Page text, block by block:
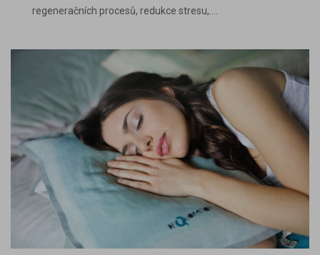
regeneračních procesů, redukce stresu,....